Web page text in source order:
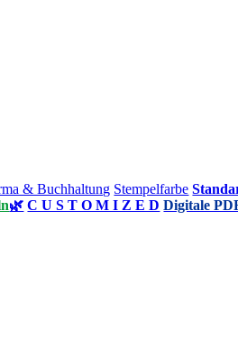
& Buchhaltung Stempelfarbe
🌿 C U S T O M I Z E D Digitale